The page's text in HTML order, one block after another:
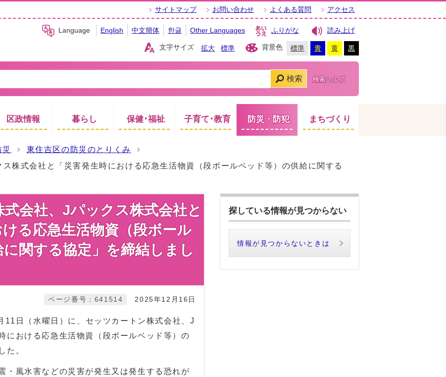
サイトマップ お問い合わせ よくある質問 アクセス
Language English 中文簡体 한글 Other Languages ふりがな 読み上げ
文字サイズ 拡大 標準 背景色 標準 青 黄 黒
検索 検索ヘルプ
区政情報 暮らし 保健･福祉 子育て･教育 防災・防犯 まちづくり
災
東住吉区の防災のとりくみ
株式会社と「災害発生時における応急生活物資（段ボールベッド等）の供給に関する
会社、Jパックス株式会社と
ける応急生活物資（段ボール
関する協定」を締結しまし
2025年12月16日
ページ番号：641514
日（水曜日）に、セッツカートン株式会社、J
における応急生活物資（段ボールベッド等）の
た。
風水害などの災害が発生又は発生する恐れが
探している情報が見つからない
情報が見つからないときは